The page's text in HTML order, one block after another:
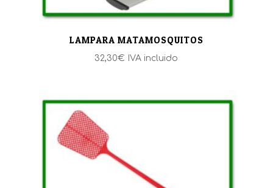
LAMPARA MATAMOSQUITOS
32,30€ IVA incluido